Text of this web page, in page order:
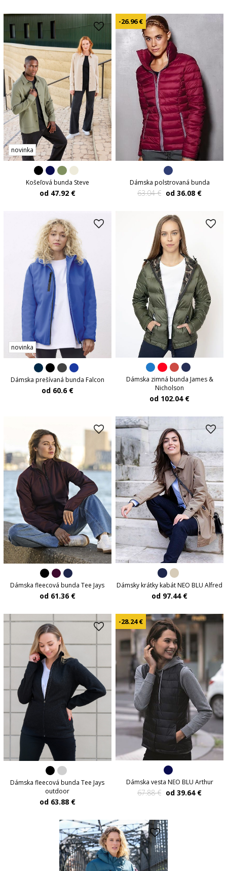
novinka
Košeľová bunda Steve
od 47.92 €
-26.96 €
Dámska polstrovaná bunda
63.04 € od 36.08 €
novinka
Dámska prešívaná bunda Falcon
od 60.6 €
Dámska zimná bunda James &
Nicholson
od 102.04 €
Dámska fleecová bunda Tee Jays
od 61.36 €
Dámsky krátky kabát NEO BLU Alfred
od 97.44 €
Dámska fleecová bunda Tee Jays
outdoor
od 63.88 €
-28.24 €
Dámska vesta NEO BLU Arthur
67.88 € od 39.64 €